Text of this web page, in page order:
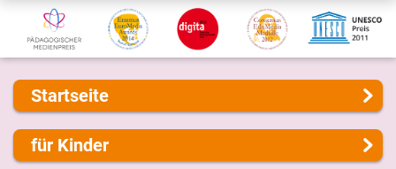
Startseite
Über uns
Presse
für Kinder